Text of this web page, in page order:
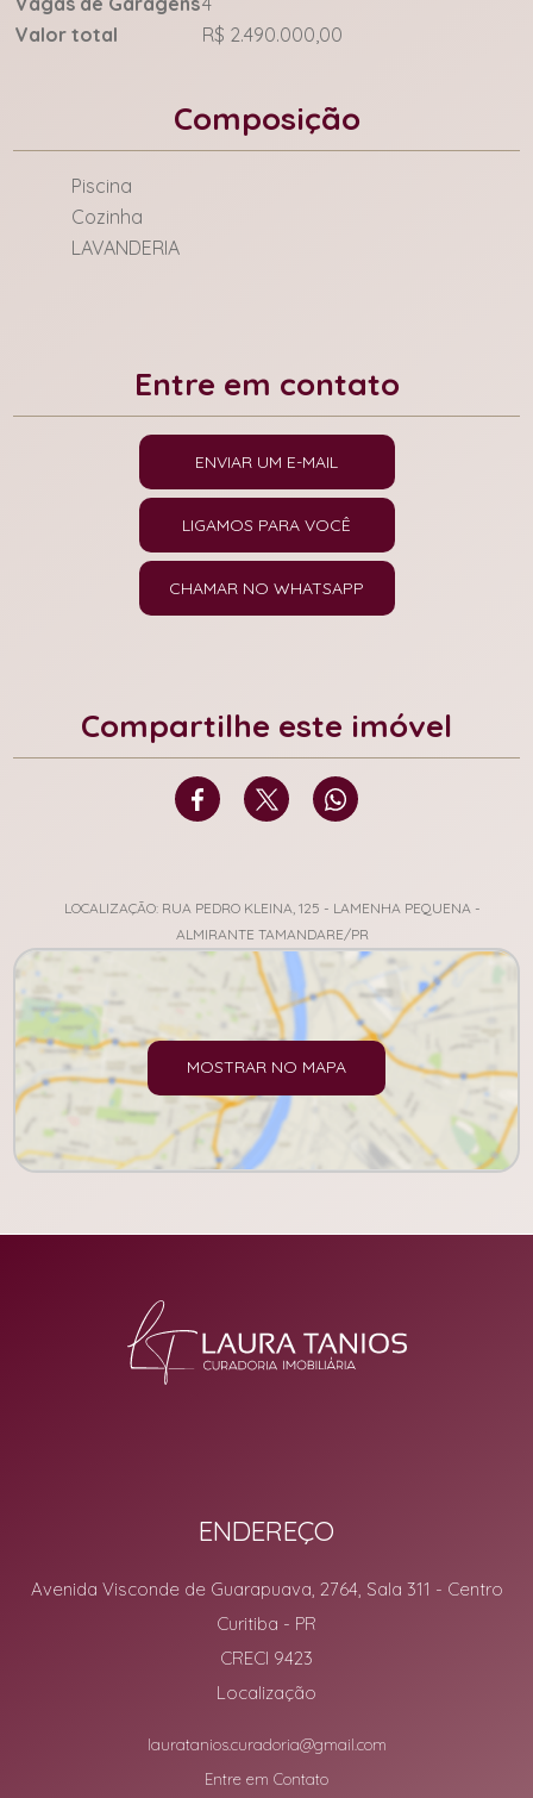
Valor total
R$ 2.490.000,00
Composição
Piscina
Cozinha
LAVANDERIA
Entre em contato
ENVIAR UM E-MAIL
LIGAMOS PARA VOCÊ
CHAMAR NO WHATSAPP
Compartilhe este imóvel
LOCALIZAÇÃO: RUA PEDRO KLEINA, 125 - LAMENHA PEQUENA -
ALMIRANTE TAMANDARE/PR
MOSTRAR NO MAPA
ENDEREÇO
Avenida Visconde de Guarapuava, 2764, Sala 311 - Centro
Curitiba - PR
CRECI 9423
Localização
lauratanios.curadoria@gmail.com
Entre em Contato